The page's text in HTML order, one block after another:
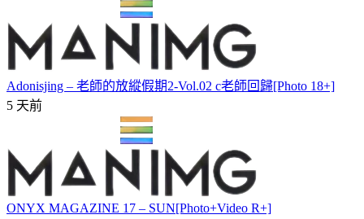
Adonisjing – 老師的放縱假期2-Vol.02 c老師回歸[Photo 18+]
5 天前
ONYX MAGAZINE 17 – SUN[Photo+Video R+]